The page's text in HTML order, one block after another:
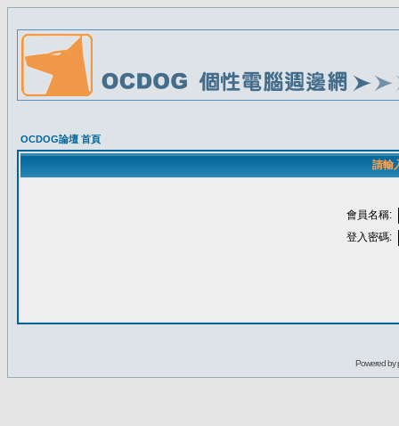
OCDOG論壇 首頁
請輸
會員名稱:
登入密碼:
Powered by